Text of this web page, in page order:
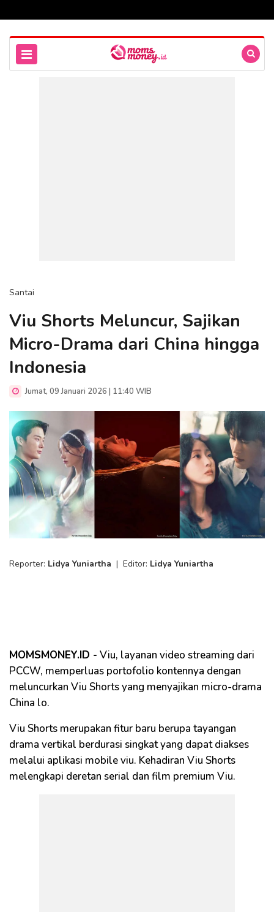
Santai
Viu Shorts Meluncur, Sajikan
Micro-Drama dari China hingga
Indonesia
Jumat, 09 Januari 2026 | 11:40 WIB
Reporter: Lidya Yuniartha | Editor: Lidya Yuniartha
MOMSMONEY.ID - Viu, layanan video streaming dari
PCCW, memperluas portofolio kontennya dengan
meluncurkan Viu Shorts yang menyajikan micro-drama
China lo.
Viu Shorts merupakan fitur baru berupa tayangan
drama vertikal berdurasi singkat yang dapat diakses
melalui aplikasi mobile viu. Kehadiran Viu Shorts
melengkapi deretan serial dan film premium Viu.